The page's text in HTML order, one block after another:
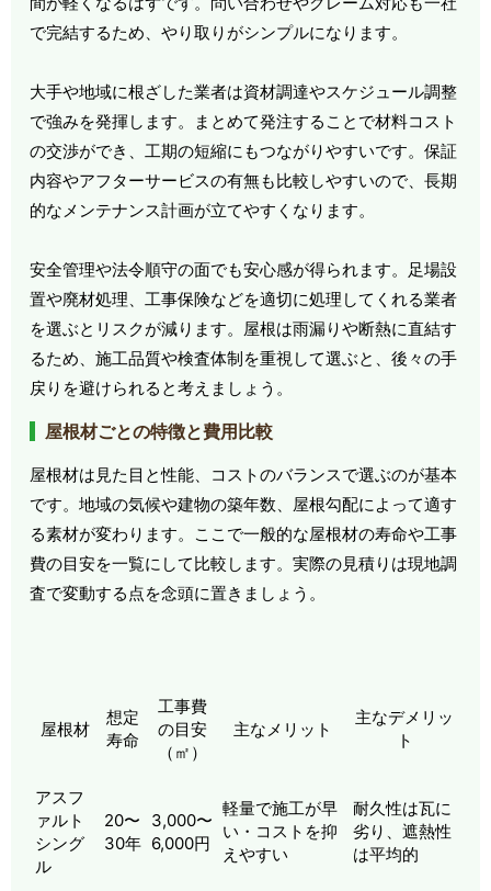
で完結するため、やり取りがシンプルになります。
大手や地域に根ざした業者は資材調達やスケジュール調整
で強みを発揮します。まとめて発注することで材料コスト
の交渉ができ、工期の短縮にもつながりやすいです。保証
内容やアフターサービスの有無も比較しやすいので、長期
的なメンテナンス計画が立てやすくなります。
安全管理や法令順守の面でも安心感が得られます。足場設
置や廃材処理、工事保険などを適切に処理してくれる業者
を選ぶとリスクが減ります。屋根は雨漏りや断熱に直結す
るため、施工品質や検査体制を重視して選ぶと、後々の手
戻りを避けられると考えましょう。
屋根材ごとの特徴と費用比較
屋根材は見た目と性能、コストのバランスで選ぶのが基本
です。地域の気候や建物の築年数、屋根勾配によって適す
る素材が変わります。ここで一般的な屋根材の寿命や工事
費の目安を一覧にして比較します。実際の見積りは現地調
査で変動する点を念頭に置きましょう。
屋根材
想定
寿命
工事費
の目安
（㎡）
主なメリット
主なデメリッ
ト
アスフ
ァルト
シング
ル
20〜
30年
3,000〜
6,000円
軽量で施工が早
い・コストを抑
えやすい
耐久性は瓦に
劣り、遮熱性
は平均的